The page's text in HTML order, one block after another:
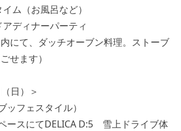
ム（お風呂など）
ディナーパーティ
内にて、ダッチオーブン料理。ストーブ
せます）
日）＞
フェスタイル）
スにてDELICA D:5 雪上ドライブ体